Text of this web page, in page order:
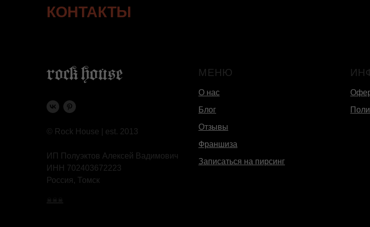
КОНТАКТЫ
© Rock House | est. 2013
ИП Полуэктов Алексей Вадимович
ИНН 702403672223
Россия, Томск
☠☠☠
МЕНЮ
О нас
Блог
Отзывы
Франшиза
Записаться на пирсинг